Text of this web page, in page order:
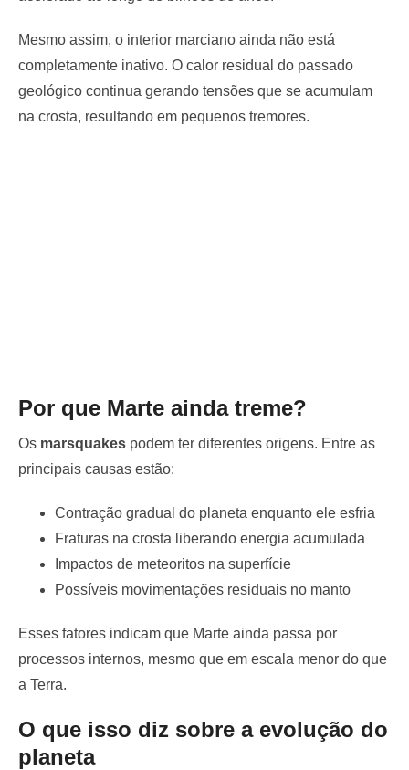
Mesmo assim, o interior marciano ainda não está
completamente inativo. O calor residual do passado
geológico continua gerando tensões que se acumulam
na crosta, resultando em pequenos tremores.
Por que Marte ainda treme?
Os marsquakes podem ter diferentes origens. Entre as
principais causas estão:
Contração gradual do planeta enquanto ele esfria
Fraturas na crosta liberando energia acumulada
Impactos de meteoritos na superfície
Possíveis movimentações residuais no manto
Esses fatores indicam que Marte ainda passa por
processos internos, mesmo que em escala menor do que
a Terra.
O que isso diz sobre a evolução do
planeta